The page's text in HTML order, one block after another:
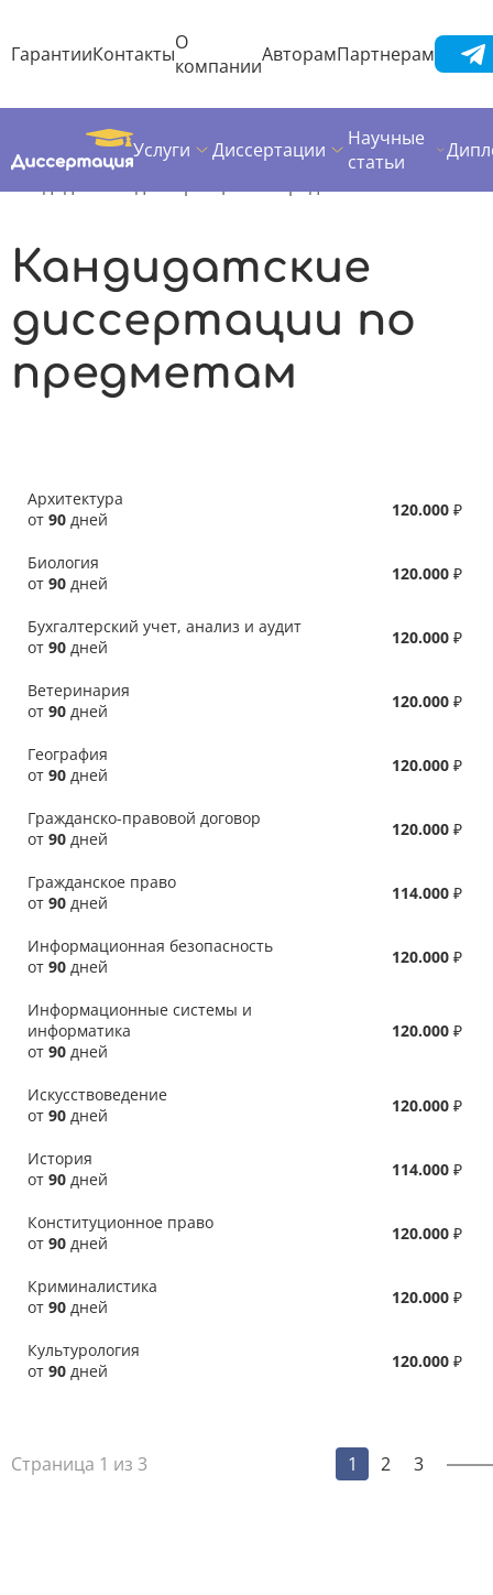
ГарантииКонтактыО
компанииАвторамПартнерам
Услуги Диссертации
Научные
статьи
ДиссертацияПредметы диссертаций
Кандидатские
диссертации по
предметам
Архитектура
от 90 дней 120.000₽
Биология
от 90 дней 120.000₽
Бухгалтерский учет, анализ и аудит
от 90 дней 120.000₽
Ветеринария
от 90 дней 120.000₽
География
от 90 дней 120.000₽
Гражданско-правовой договор
от 90 дней 120.000₽
Гражданское право
от 90 дней 114.000₽
Информационная безопасность
от 90 дней 120.000₽
Информационные системы и
информатика
от 90 дней
120.000₽
Искусствоведение
от 90 дней 120.000₽
История
от 90 дней 114.000₽
Конституционное право
от 90 дней 120.000₽
Криминалистика
от 90 дней 120.000₽
Культурология
от 90 дней 120.000₽
Страница 1 из 3 1 2 3